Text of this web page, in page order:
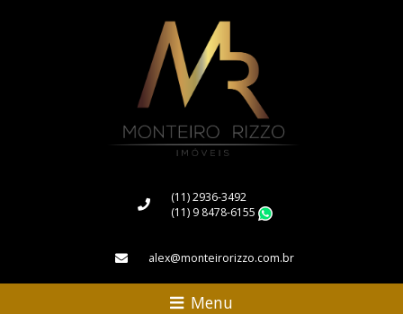
(11) 2936-3492
(11) 9 8478-6155
alex@monteirorizzo.com.br
Menu